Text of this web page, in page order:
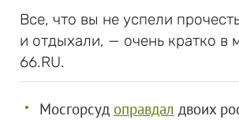
Все, что вы не успели
и отдыхали, — очень кратко в
66.RU.
Мосгорсуд оправдал двоих